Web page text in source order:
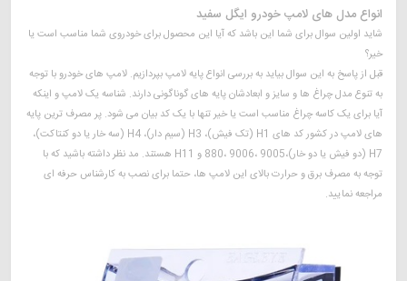
انواع مدل های لامپ خودرو ایگل سفید
شاید اولین سوال برای شما این باشد که آیا این محصول برای خودروی شما مناسب است یا
خیر؟
قبل از پاسخ به این سوال بیاید به بررسی انواع پایه لامپ بپردازیم. لامپ های خودرو با توجه
به تنوع مدل چراغ ها و سایز و ابعادشان پایه های گوناگونی دارند. شناسه یک لامپ و اینکه
آیا برای یک کاسه چراغ مناسب است یا خیر تنها با یک کد بیان می شود. پر مصرف ترین پایه
های لامپ در کشور کد های H1 (تک فیش)، H3 (سیم دار)، H4 (سه خار یا دو کنتاکت)،
H7 (دو فیش یا دو خار)،9005 ،9006 ،880 و H11 هستند. مد نظر داشته باشید که با
توجه به مصرف برق و حرارت بالای این لامپ ها، حتما برای نصب به کارشناس حرفه ای
مراجعه نمایید.